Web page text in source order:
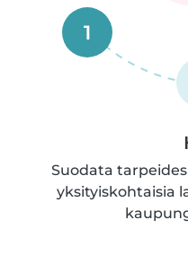
1
Suodata
yksityiskohtaisia